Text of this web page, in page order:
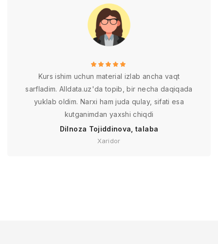
Kurs ishim uchun material izlab ancha vaqt
sarfladim. Alldata.uz'da topib, bir necha daqiqada
yuklab oldim. Narxi ham juda qulay, sifati esa
kutganimdan yaxshi chiqdi
Dilnoza Tojiddinova, talaba
Xaridor